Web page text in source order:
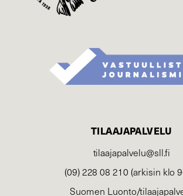
TILAAJAPALVELU
tilaajapalvelu@sll.fi
(09) 228 08 210 (arkisin klo
Suomen Luonto/